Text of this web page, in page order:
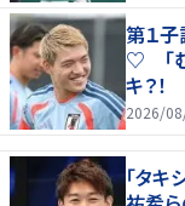
第１
♡ 「む
キ？！
2026/
「タ